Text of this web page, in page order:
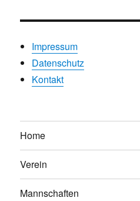
Impressum
Datenschutz
Kontakt
Home
Verein
Mannschaften